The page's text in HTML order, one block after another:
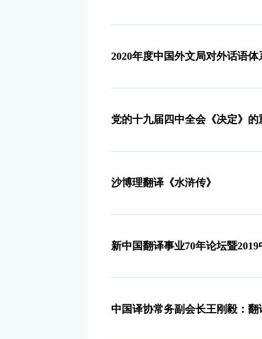
2020年度中国外文局对外话语
党的十九届四中全会《决定》
沙博理翻译《水浒传》
新中国翻译事业70年论坛暨
中国译协常务副会长王刚毅：